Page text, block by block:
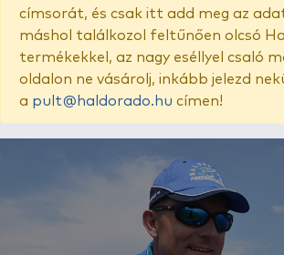
címsorát, és csak itt add meg az
máshol találkozol feltűnően olcsó
termékekkel, az nagy eséllyel csaló
oldalon ne vásárolj, inkább jelezd
a pult@haldorado.hu címen!